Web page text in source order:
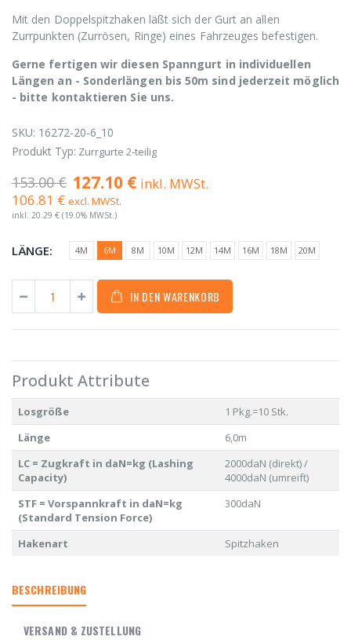
Mit den Doppelspitzhaken läßt sich der Gurt an allen
Zurrpunkten (Zurrösen, Ringe) eines Fahrzeuges befestigen.
Gerne fertigen wir diesen Spanngurt in individuellen
Längen an - Sonderlängen bis 50m sind jederzeit möglich
- bitte kontaktieren Sie uns.
SKU: 16272-20-6_10
Produkt Typ: Zurrgurte 2-teilig
153.00 € 127.10 € inkl. MWSt.
106.81 € excl. MWSt.
inkl. 20.29 € (19.0% MWSt.)
LÄNGE: 4M 6M 8M 10M 12M 14M 16M 18M 20M
IN DEN WARENKORB
Produkt Attribute
Losgröße
1 Pkg.=10 Stk.
Länge
6,0m
LC = Zugkraft in daN=kg (Lashing
Capacity)
2000daN (direkt) /
4000daN (umreift)
STF = Vorspannkraft in daN=kg
(Standard Tension Force)
300daN
Hakenart Spitzhaken
BESCHREIBUNG
VERSAND & ZUSTELLUNG